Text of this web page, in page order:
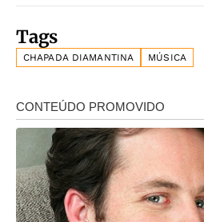
Tags
CHAPADA DIAMANTINA MÚSICA